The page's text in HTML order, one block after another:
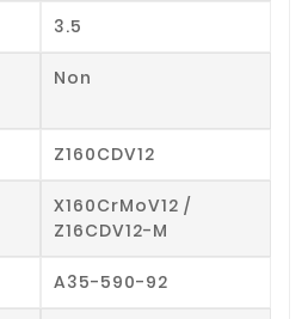
3.5
Non
Z160CDV12
X160CrMoV12 /
Z16CDV12-M
A35-590-92